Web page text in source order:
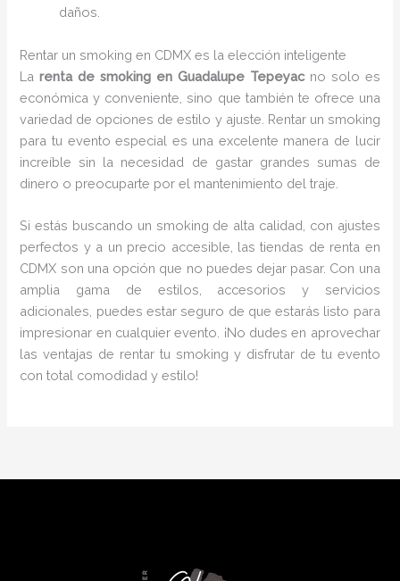
daños.
Rentar un smoking en CDMX es la elección inteligente
Larenta de smoking en Guadalupe Tepeyacno solo es
económica y conveniente, sino que también te ofrece una
variedad de opciones de estilo y ajuste. Rentar un smoking
para tu evento especial es una excelente manera de lucir
increíble sin la necesidad de gastar grandes sumas de
dinero o preocuparte por el mantenimiento del traje.
Si estás buscando un smoking de alta calidad, con ajustes
perfectos y a un precio accesible, las tiendas de renta en
CDMX son una opción que no puedes dejar pasar. Con una
amplia gama de estilos, accesorios y servicios
adicionales, puedes estar seguro de que estarás listo para
impresionar en cualquier evento. ¡No dudes en aprovechar
las ventajas de rentar tu smoking y disfrutar de tu evento
con total comodidad y estilo!